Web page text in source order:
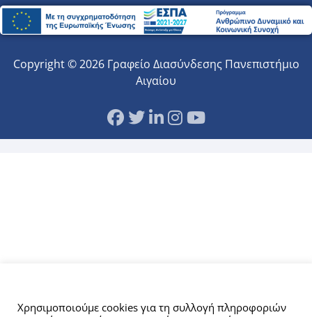
Copyright © 2026 Γραφείο Διασύνδεσης Πανεπιστήμιο
Αιγαίου
Χρησιμοποιούμε cookies για τη συλλογή πληροφοριών